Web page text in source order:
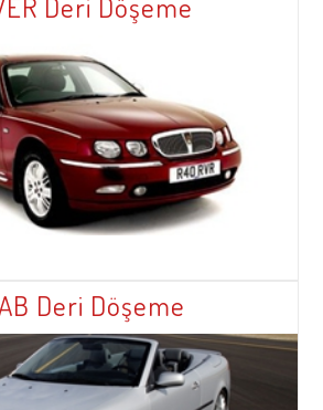
Deri Döşeme